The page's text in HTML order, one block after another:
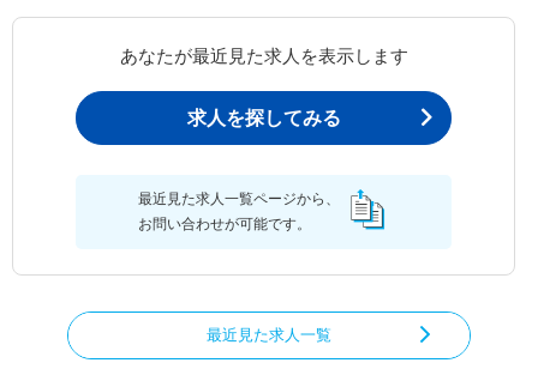
あなたが最近見た求人を表示します
求人を探してみる
最近見た求人一覧ページから、
お問い合わせが可能です。
最近見た求人一覧